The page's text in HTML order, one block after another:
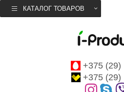
КАТАЛОГ ТОВАРОВ
+375 (29)
+375 (29)